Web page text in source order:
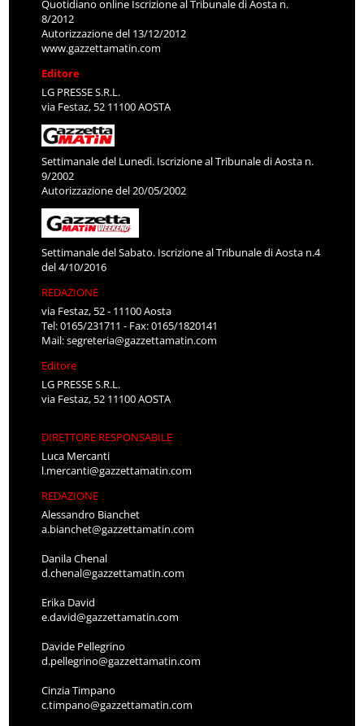
Quotidiano online Iscrizione al Tribunale di Aosta n.
8/2012
Autorizzazione del 13/12/2012
www.gazzettamatin.com
Editore
LG PRESSE S.R.L.
via Festaz, 52 11100 AOSTA
Settimanale del Lunedì. Iscrizione al Tribunale di Aosta n.
9/2002
Autorizzazione del 20/05/2002
Settimanale del Sabato. Iscrizione al Tribunale di Aosta n.4
del 4/10/2016
REDAZIONE
via Festaz, 52 - 11100 Aosta
Tel: 0165/231711 - Fax: 0165/1820141
Mail:segreteria@gazzettamatin.com
Editore
LG PRESSE S.R.L.
via Festaz, 52 11100 AOSTA
DIRETTORE RESPONSABILE
Luca Mercanti
l.mercanti@gazzettamatin.com
REDAZIONE
Alessandro Bianchet
a.bianchet@gazzettamatin.com
Danila Chenal
d.chenal@gazzettamatin.com
Erika David
e.david@gazzettamatin.com
Davide Pellegrino
d.pellegrino@gazzettamatin.com
Cinzia Timpano
c.timpano@gazzettamatin.com